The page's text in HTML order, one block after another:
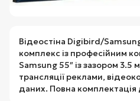
Відеостіна Digibird/
комплекс із професійним
Samsung 55″ із зазором 3.5
трансляції реклами,
даних. Повна